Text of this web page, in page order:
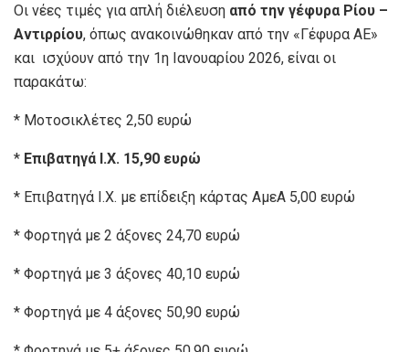
Οι νέες τιμές για απλή διέλευση από την γέφυρα Ρίου –
Αντιρρίου, όπως ανακοινώθηκαν από την «Γέφυρα ΑΕ»
και ισχύουν από την 1η Ιανουαρίου 2026, είναι οι
παρακάτω:
* Μοτοσικλέτες 2,50 ευρώ
* Επιβατηγά Ι.Χ. 15,90 ευρώ
* Επιβατηγά Ι.Χ. με επίδειξη κάρτας ΑμεΑ 5,00 ευρώ
* Φορτηγά με 2 άξονες 24,70 ευρώ
* Φορτηγά με 3 άξονες 40,10 ευρώ
* Φορτηγά με 4 άξονες 50,90 ευρώ